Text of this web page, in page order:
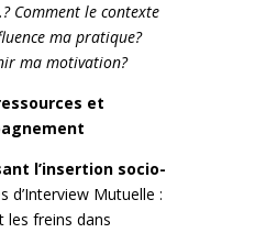
Comment le contexte
ma pratique?
ma motivation?
et
l’insertion socio-
d’Interview Mutuelle :
les freins dans